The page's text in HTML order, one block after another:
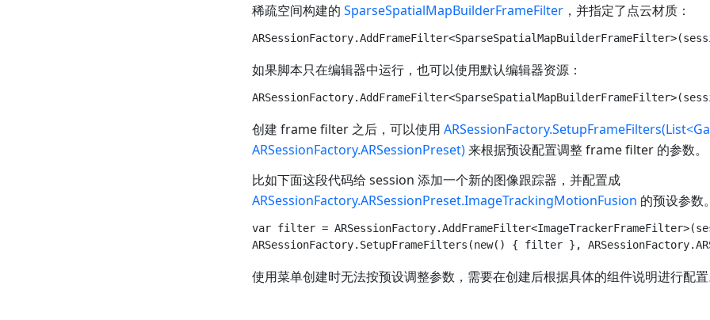
稀疏空间构建的 SparseSpatialMapBuilderFrameFilter，并指定了点云材质：
如果脚本只在编辑器中运行，也可以使用默认编辑器资源：
创建 frame filter 之后，可以使用
ARSessionFactory.ARSessionPreset)来根据预设配置调整 frame filter 的参数。
比如下面这段代码给 session 添加一个新的图像跟踪器，并配置成
ARSessionFactory.ARSessionPreset.ImageTrackingMotionFusion 的预设参数
var filter =
使用菜单创建时无法按预设调整参数，需要在创建后根据具体的组件说明进行配